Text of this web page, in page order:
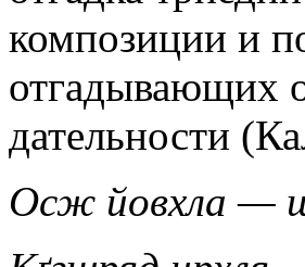
композиции и
отгадывающих
дательности
Осж йовхла —